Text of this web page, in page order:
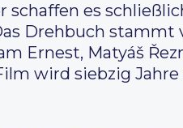
es
Drehbuch stammt
Ernest, Matyáš
wird siebzig